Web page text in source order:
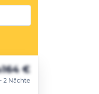
164 €
2 Nächte